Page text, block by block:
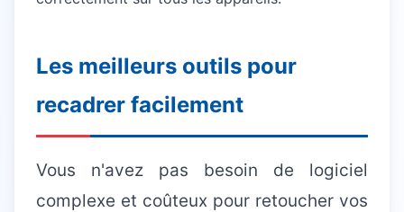
Les meilleurs outils pour
recadrer facilement
Vous n'avez pas besoin de logiciel
complexe et coûteux pour retoucher vos